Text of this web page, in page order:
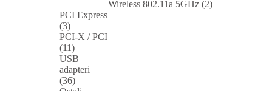
Wireless 802.11a 5GHz (2)
PCI Express
(3)
PCI-X / PCI
(11)
USB
adapteri
(36)